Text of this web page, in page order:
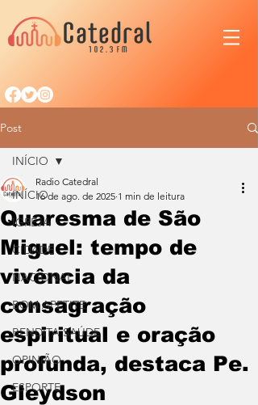
Post
INÍCIO
IGREJA
CIDADE
NACIONAL
BOM APETITE
BENDITA SAÚDE
OPINIÃO
ESPORTE
INÍCIO
Quaresma de São
Miguel: tempo de
vivência da
consagração
espiritual e oração
profunda, destaca Pe.
Gleydson
Radio Catedral
16 de ago. de 2025 1 min de leitura